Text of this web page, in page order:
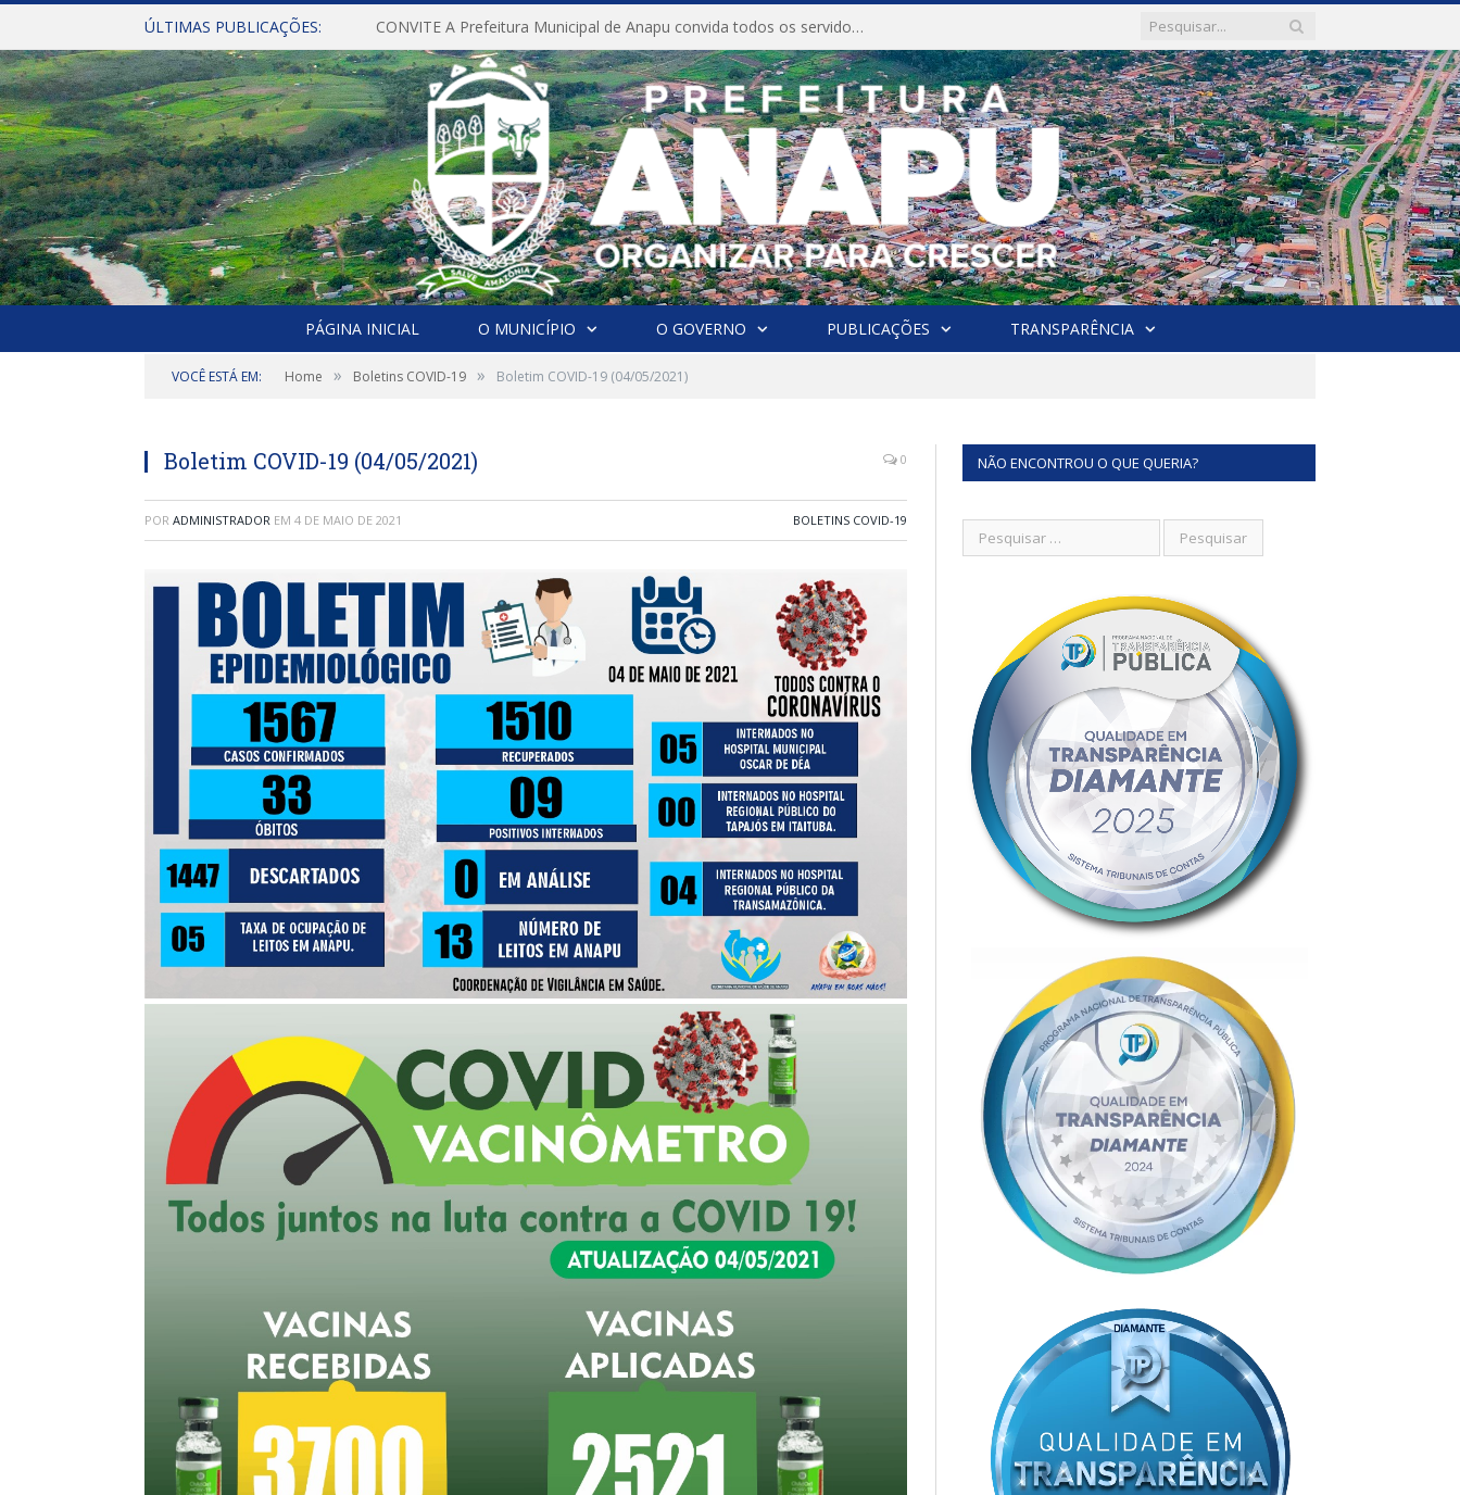
ÚLTIMAS PUBLICAÇÕES: CONVITE A Prefeitura Municipal de Anapu convida todos os servidores públicos municipais para participarem da Audiência Pública de discussão da Lei de Diretrizes Orçamentárias (LDO), importante instrumento de planejamento das ações e investimentos da Administração Pública para o próximo exercício financeiro.
PÁGINA INICIAL O MUNICÍPIO O GOVERNO PUBLICAÇÕES TRANSPARÊNCIA
VOCÊ ESTÁ EM: Home » Boletins COVID-19 » Boletim COVID-19 (04/05/2021)
Boletim COVID-19 (04/05/2021) 0
POR ADMINISTRADOR EM 4 DE MAIO DE 2021 BOLETINS COVID-19
NÃO ENCONTROU O QUE QUERIA?